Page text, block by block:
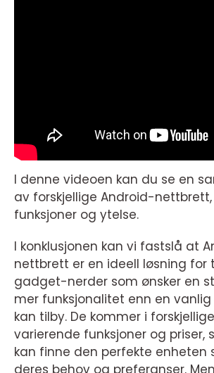
I denne videoen kan du se en
av forskjellige Android-
funksjoner og ytelse.
I konklusjonen kan vi fastslå at
nettbrett er en ideell løsning for
gadget-nerder som ønsker en
mer funksjonalitet enn en
kan tilby. De kommer i
varierende funksjoner og priser,
kan finne den perfekte enheten
deres behov og preferanser.